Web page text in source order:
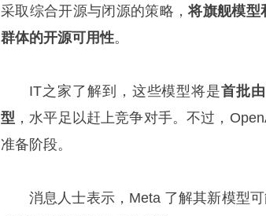
采取综合开源与闭源的策略，将旗舰模型
群体的开源可用性。
IT之家了解到，这些模型将是首批
型 ，水平足以赶上竞争对手。不过，
准备阶段。
消息人士表示，Meta 了解其新模型